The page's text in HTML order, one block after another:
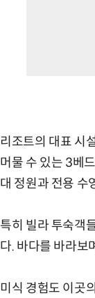
리조트의 대표 시
머물 수 있는 3베
대 정원과 전용 수
특히 빌라 투숙객
다. 바다를 바라보
미식 경험도 이곳